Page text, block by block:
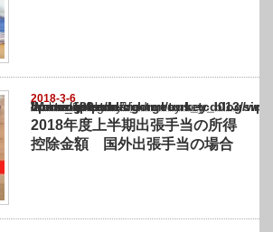
2018-3-6
Warning
: Undefined array key "show_category" in
/home/netst/kuno-cpa.co.jp/public_html/turkey_blog/wp-content/themes/
on line183
2018年度上半期出張手当の所得
控除金額 国外出張手当の場合